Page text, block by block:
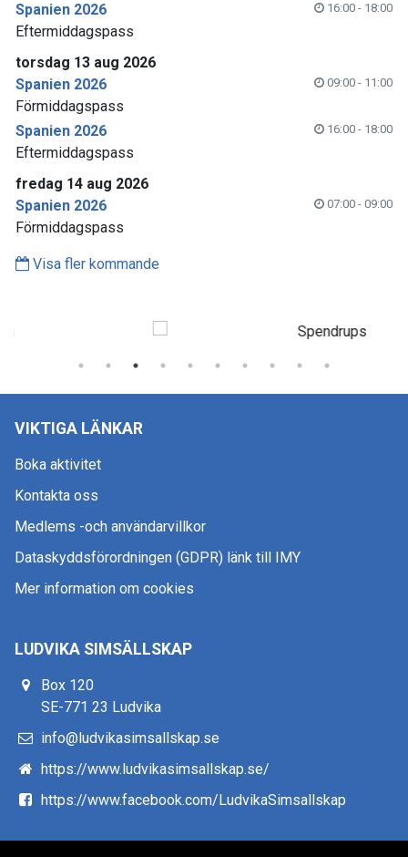
Spanien 2026
16:00 - 18:00
Eftermiddagspass
torsdag 13 aug 2026
Spanien 2026
09:00 - 11:00
Förmiddagspass
Spanien 2026
16:00 - 18:00
Eftermiddagspass
fredag 14 aug 2026
Spanien 2026
07:00 - 09:00
Förmiddagspass
Visa fler kommande
VIKTIGA LÄNKAR
Boka aktivitet
Kontakta oss
Medlems -och användarvillkor
Dataskyddsförordningen (GDPR) länk till IMY
Mer information om cookies
LUDVIKA SIMSÄLLSKAP
Box 120
SE-771 23 Ludvika
info@ludvikasimsallskap.se
https://www.ludvikasimsallskap.se/
https://www.facebook.com/LudvikaSimsallskap